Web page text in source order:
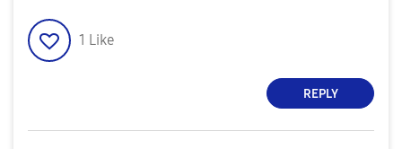
1 Like
REPLY